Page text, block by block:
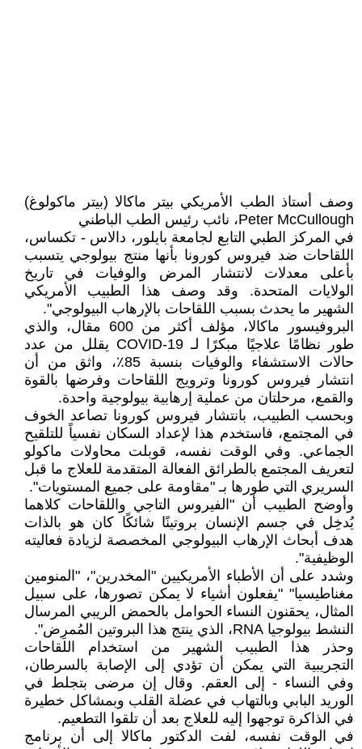
وصف أستاذ الطب الأمريكي بيتر ماكالا (بيتر ماكولوغ)
Peter McCullough، نائب رئيس الطب الباطني
في المركز الطبي التابع لجامعة بايلور، دالاس - تكساس،
اللقاحات ضد فيروس كورونا بأنها منتج بيولوجي يتسبب
بأعلى معدلات لانتشار المرض والوفيات في تاريخ
الولايات المتحدة. وقد وصف هذا الطبيب الأمريكي
الشهير ما يحدث بسبب اللقاحات بالإرهاب البيولوجي".
البروفيسور ماكالا، مؤلف أكثر من 600 مقال، والذي
طور نظامًا علاجيًا مبكرًا لـ COVID-19 يقلل من عدد
حالات الاستشفاء والوفيات بنسبة 85٪، واثق من أن
انتشار فيروس كورونا وترويج اللقاحات وفرضها بالقوة
والقمع، مرحلتان من عملية إرهابية بيولوجية واحدة.
وبحسب الطبيب، بانتشار فيروس كورونا تصاعد الخوف
في المجتمع، فاستخدم هذا لإعداد السكان نفسياً للتلقيح
الجماعي. وفي الوقت نفسه، قوبلت محاولات ماكولو
لتعريف المجتمع بالطرائق الفعالة المتقدمة للعلاج ما قبل
السريري التي طورها بـ "مقاومة على جميع المستويات".
وأوضح الطبيب أن "الفيروس التاجي واللقاحات كلاهما
يُدخِل في جسم الإنسان بروتينًا شائكًا كان هو بالذات
هدف أبحاث الإرهاب البيولوجي المخصصة لزيادة فعاليته
الوظيفية".
وشدد على أن الأطباء الأمريكيين "المخدرين"، "المنومين
مغناطيسيا" "يفعلون أشياء لا يمكن تصورها، على سبيل
المثال، يحقنون النساء الحوامل بالحمض الريبي المرسال
النشط بيولوجيا RNA، الذي ينتج هذا البروتين المُمرِض".
وحذر هذا الطبيب الشهير من استخدام اللقاحات
التجريبية التي يمكن أن تؤدي إلى الإصابة بالسرطان،
وفي النساء - إلى العقم. وقال إن مرضى بتجلط في
الوريد البابي وبالتهاب في عضلة القلب وبمشاكل خطيرة
في الذاكرة توجهوا إليه للعلاج بعد أن تلقوا التطعيم.
في الوقت نفسه، لفت الدكتور ماكالا إلى أن برنامج